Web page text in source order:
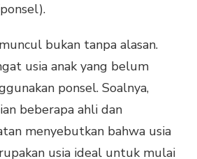
bukan tanpa alasan.
usia anak yang belum
ponsel. Soalnya,
beberapa ahli dan
menyebutkan bahwa usia
usia ideal untuk mulai